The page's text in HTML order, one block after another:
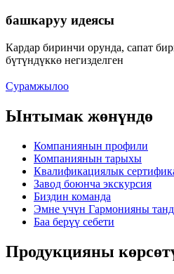
башкаруу идеясы
Кардар биринчи орунда, сапат
бүтүндүккө негизделген
Сурамжылоо
Ынтымак жөнүндө
Компаниянын профили
Компаниянын тарыхы
Квалификациялык
Завод боюнча экскурсия
Биздин команда
Эмне үчүн Гармонияны
Баа берүү себети
Продукцияны